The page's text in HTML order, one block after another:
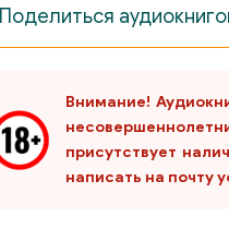
Поделиться
Внимание!
присутствует
написать на почту